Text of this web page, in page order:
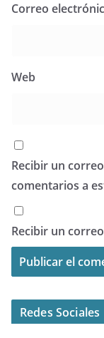
Correo
Web
Recibir un
comentarios a
Recibir un
Redes Sociales